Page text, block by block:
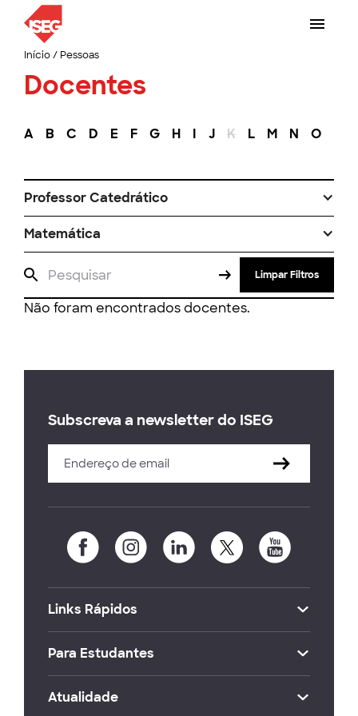
Início/ Pessoas
Docentes
A B C D E F G H I J K L M N O
Professor Catedrático
Matemática
Limpar Filtros
Não foram encontrados docentes.
Subscreva a newsletter do ISEG
Links Rápidos
Para Estudantes
Atualidade